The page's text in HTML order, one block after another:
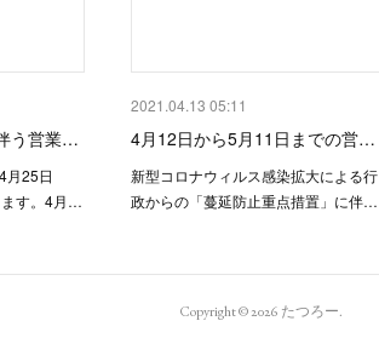
う営業…
月25日
ます。4月…
2021.04.13 05:11
4月12日から5月11日までの営…
新型コロナウィルス感染拡大による行
政からの「蔓延防止重点措置」に伴…
Copyright ©2026 たつろー.